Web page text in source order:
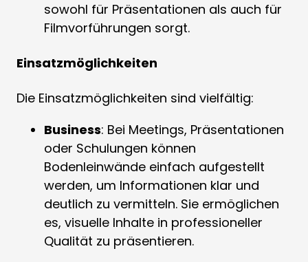
sowohl für Präsentationen als auch für
Filmvorführungen sorgt.
Einsatzmöglichkeiten
Die Einsatzmöglichkeiten sind vielfältig:
Business: Bei Meetings, Präsentationen
oder Schulungen können
Bodenleinwände einfach aufgestellt
werden, um Informationen klar und
deutlich zu vermitteln. Sie ermöglichen
es, visuelle Inhalte in professioneller
Qualität zu präsentieren.